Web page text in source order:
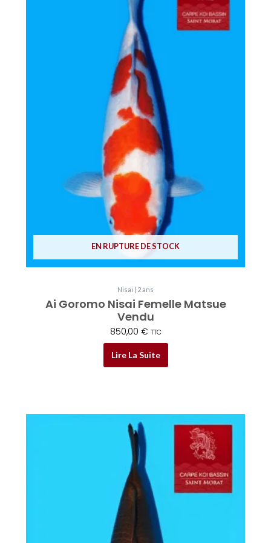
EN RUPTURE DE STOCK
Nisai | 2 ans
Ai Goromo Nisai Femelle Matsue
Vendu
850,00 € TTC
Lire La Suite